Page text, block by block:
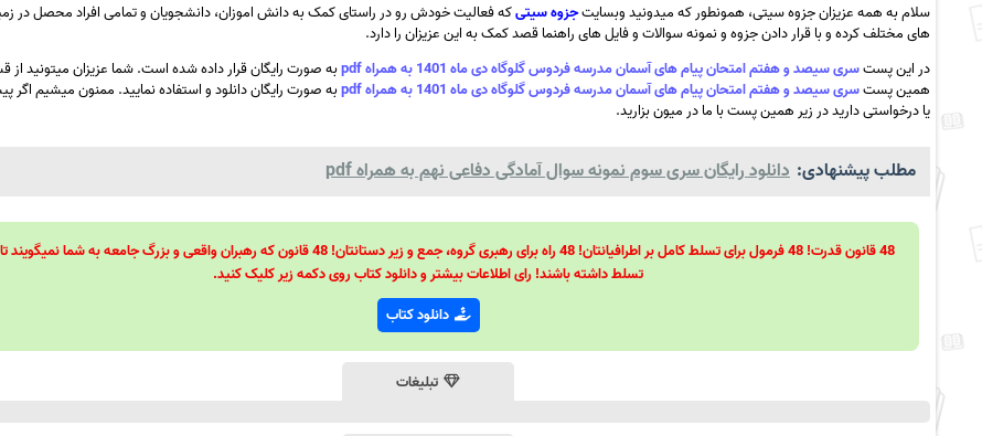
سلام به همه عزیزان جزوه سیتی، همونطور که میدونید وبسایتجزوه سیتیکه فعالیت خودش رو در راستای کمک به دانش اموزان، دانشجویان و تمامی افراد محصل در
های مختلف کرده و با قرار دادن جزوه و نمونه سوالات و فایل های راهنما قصد کمک به این عزیزان را دارد.
در این پستسری سیصد و هفتم امتحان پیام های آسمان مدرسه فردوس گلوگاه دی ماه 1401 به همراه pdf
به صورت رایگان قرار داده شده است. شما عزیزان میتونید از
همین پستسری سیصد و هفتم امتحان پیام های آسمان مدرسه فردوس گلوگاه دی ماه 1401 به همراه pdf
به صورت رایگان دانلود و استفاده نمایید. ممنون میشیم اگر
یا درخواستی دارید در زیر همین پست با ما در میون بزارید.
مطلب پیشنهادی: دانلود رایگان سری سوم نمونه سوال آمادگی دفاعی نهم به همراه pdf
48 قانون قدرت! 48 فرمول برای تسلط کامل بر اطرافیانتان! 48 راه برای رهبری گروه، جمع و زیر دستانتان! 48 قانون که رهبران واقعی و بزرگ جامعه به
تسلط داشته باشند! رای اطلاعات بیشتر و دانلود کتاب روی دکمه زیر کلیک کنید.
دانلود کتاب
تبلیغات